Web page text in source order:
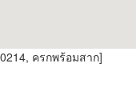
ครกพร้อมสาก]